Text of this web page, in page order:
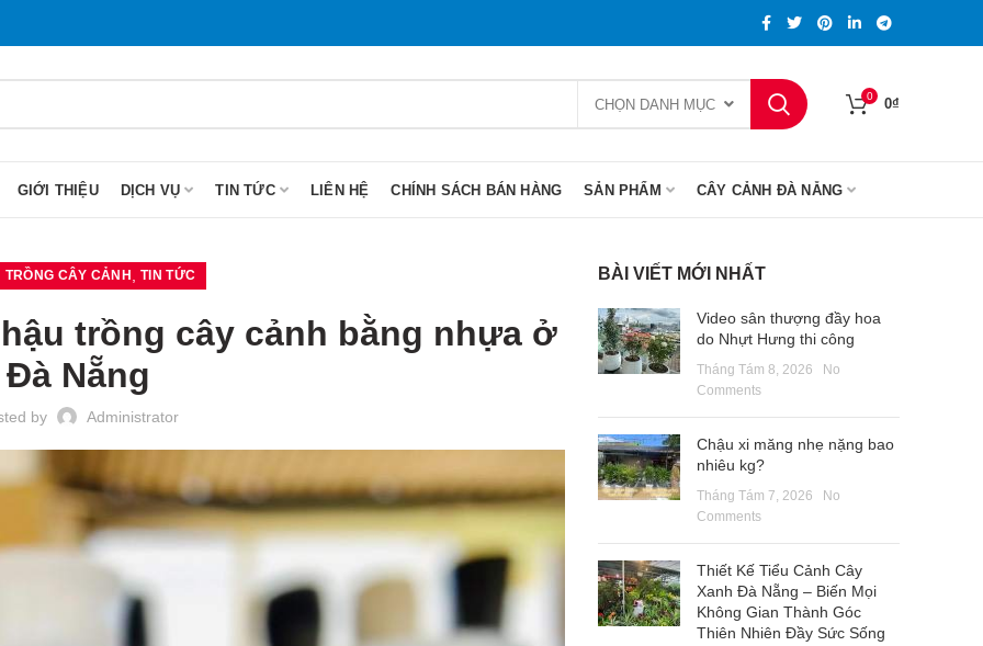
CHỌN DANH MỤC
0 0₫
GIỚI THIỆU DỊCH VỤ TIN TỨC LIÊN HỆ CHÍNH SÁCH BÁN HÀNG SẢN PHẨM CÂY CẢNH ĐÀ NẴNG
TRỒNG CÂY CẢNH ,TIN TỨC
trồng cây cảnh bằng nhựa ở
Đà Nẵng
by Administrator
BÀI VIẾT MỚI NHẤT
Video sân thượng đầy hoa
do Nhựt Hưng thi công
Tháng Tám 8, 2026
No
Comments
Chậu xi măng nhẹ nặng bao
nhiêu kg?
Tháng Tám 7, 2026
No
Comments
Thiết Kế Tiểu Cảnh Cây
Xanh Đà Nẵng – Biến Mọi
Không Gian Thành Góc
Thiên Nhiên Đầy Sức Sống